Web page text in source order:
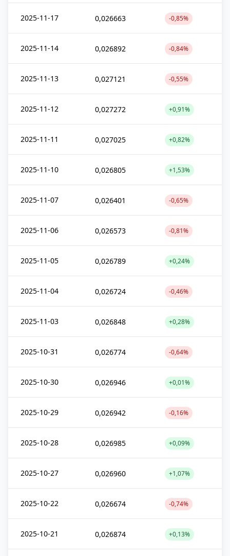
2025-11-17 0,026663 -0,85%
2025-11-14 0,026892 -0,84%
2025-11-13 0,027121 -0,55%
2025-11-12 0,027272 +0,91%
2025-11-11 0,027025 +0,82%
2025-11-10 0,026805 +1,53%
2025-11-07 0,026401 -0,65%
2025-11-06 0,026573 -0,81%
2025-11-05 0,026789 +0,24%
2025-11-04 0,026724 -0,46%
2025-11-03 0,026848 +0,28%
2025-10-31 0,026774 -0,64%
2025-10-30 0,026946 +0,01%
2025-10-29 0,026942 -0,16%
2025-10-28 0,026985 +0,09%
2025-10-27 0,026960 +1,07%
2025-10-22 0,026674 -0,74%
2025-10-21 0,026874 +0,13%